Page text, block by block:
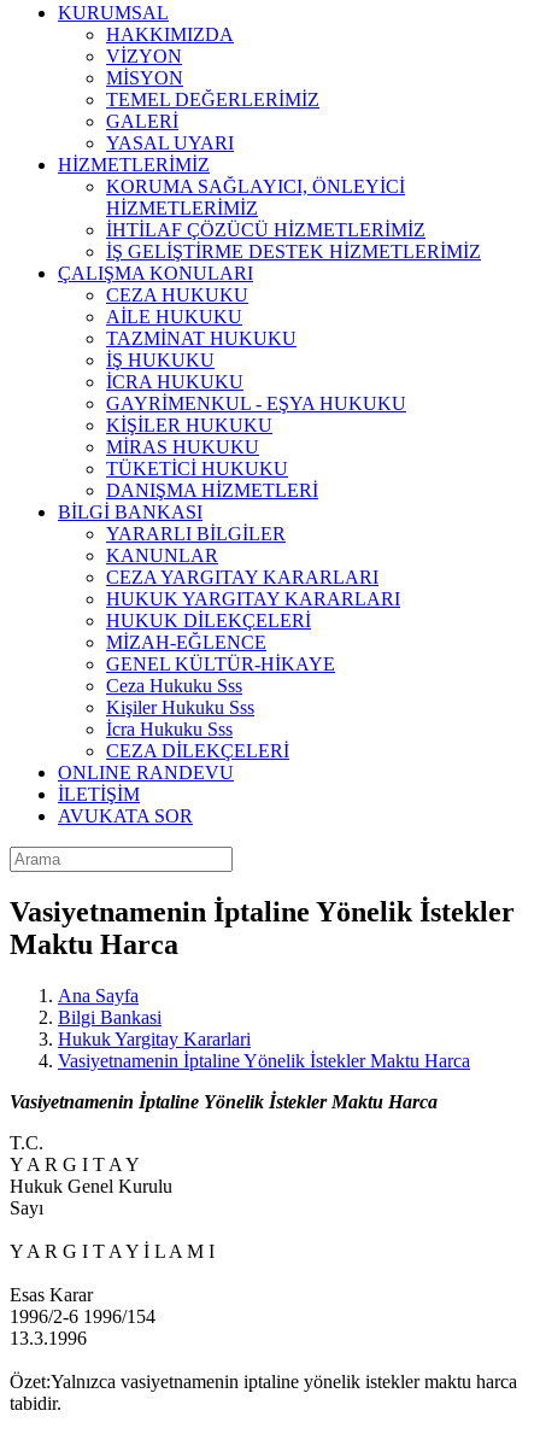
KURUMSAL
HAKKIMIZDA
VİZYON
MİSYON
TEMEL DEĞERLERİMİZ
GALERİ
YASAL UYARI
HİZMETLERİMİZ
KORUMA SAĞLAYICI, ÖNLEYİCİ
HİZMETLERİMİZ
İHTİLAF ÇÖZÜCÜ HİZMETLERİMİZ
İŞ GELİŞTİRME DESTEK HİZMETLERİMİZ
ÇALIŞMA KONULARI
CEZA HUKUKU
AİLE HUKUKU
TAZMİNAT HUKUKU
İŞ HUKUKU
İCRA HUKUKU
GAYRİMENKUL - EŞYA HUKUKU
KİŞİLER HUKUKU
MİRAS HUKUKU
TÜKETİCİ HUKUKU
DANIŞMA HİZMETLERİ
BİLGİ BANKASI
YARARLI BİLGİLER
KANUNLAR
CEZA YARGITAY KARARLARI
HUKUK YARGITAY KARARLARI
HUKUK DİLEKÇELERİ
MİZAH-EĞLENCE
GENEL KÜLTÜR-HİKAYE
Ceza Hukuku Sss
Kişiler Hukuku Sss
İcra Hukuku Sss
CEZA DİLEKÇELERİ
ONLINE RANDEVU
İLETİŞİM
AVUKATA SOR
Vasiyetnamenin İptaline Yönelik İstekler
Maktu Harca
Ana Sayfa
Bilgi Bankasi
Hukuk Yargitay Kararlari
Vasiyetnamenin İptaline Yönelik İstekler Maktu Harca
Vasiyetnamenin İptaline Yönelik İstekler Maktu Harca
T.C.
Y A R G I T A Y
Hukuk Genel Kurulu
Sayı
Y A R G I T A Y İ L A M I
Esas Karar
1996/2-6 1996/154
13.3.1996
Özet:Yalnızca vasiyetnamenin iptaline yönelik istekler maktu harca
tabidir.